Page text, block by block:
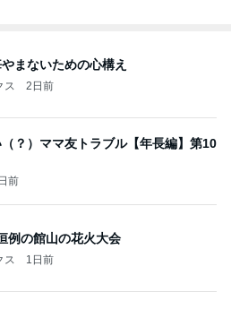
まないための心構え
ス 2日前
？）ママ友トラブル【年長編】第10
前
例の館山の花火大会
ス 1日前